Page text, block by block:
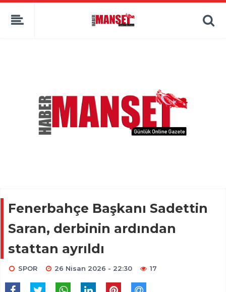
Fenerbahçe Başkanı Sadettin
Saran, derbinin ardından
stattan ayrıldı
SPOR 26 Nisan 2026 - 22:30 17